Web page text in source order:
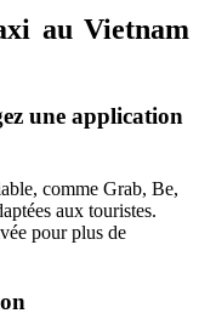
au Vietnam
une application
comme Grab, Be,
aux touristes.
pour plus de